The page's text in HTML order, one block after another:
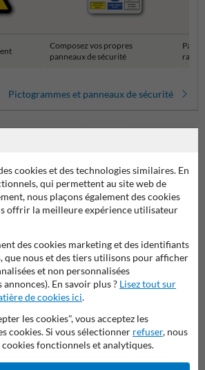
Composez vos propres
panneaux de sécurité
Pictogrammes et panneaux de sécurité
cookies et des technologies similaires. En
qui permettent au site web de
nous plaçons également des cookies
offrir la meilleure expérience utilisateur
des cookies marketing et des identifiants
que nous et des tiers utilisons pour afficher
et non personnalisées
En savoir plus ? Lisez tout sur
de cookies ici.
les cookies", vous acceptez les
cookies. Si vous sélectionner refuser, nous
cookies fonctionnels et analytiques.